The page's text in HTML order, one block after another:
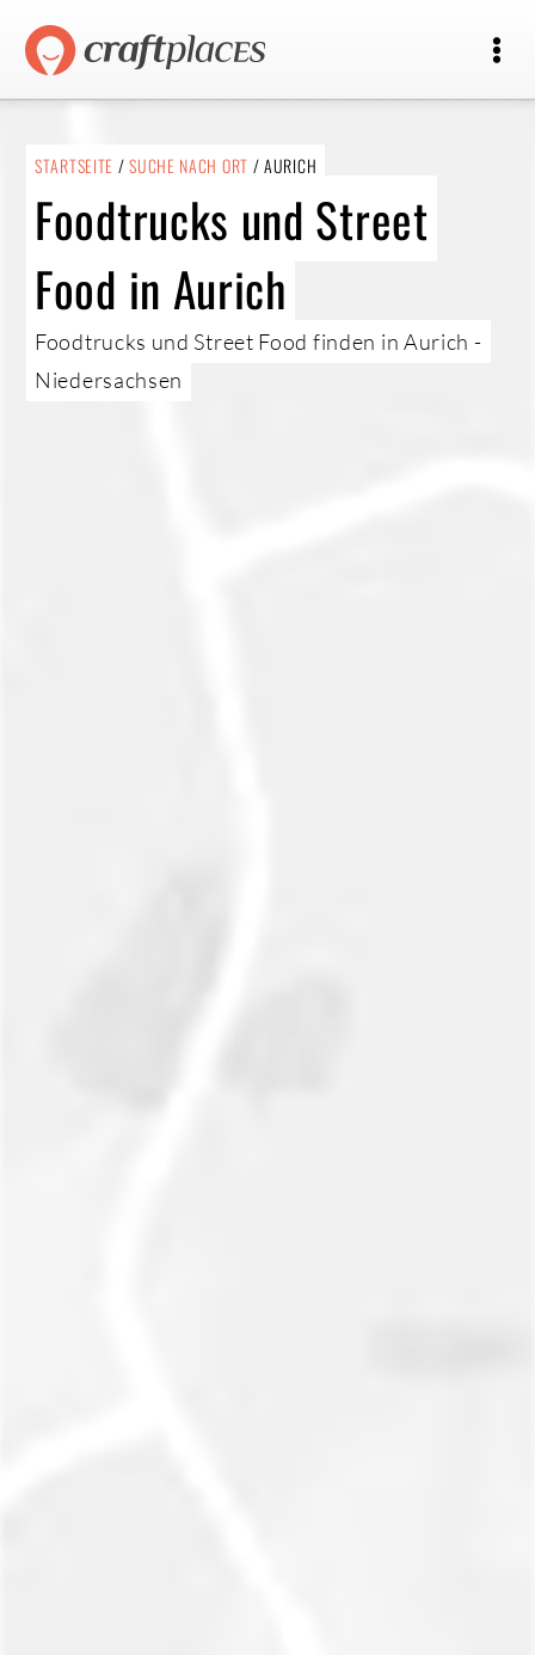
STARTSEITE /SUCHE NACH ORT / AURICH
Foodtrucks und Street
Food in Aurich
Foodtrucks und Street Food finden in Aurich -
Niedersachsen